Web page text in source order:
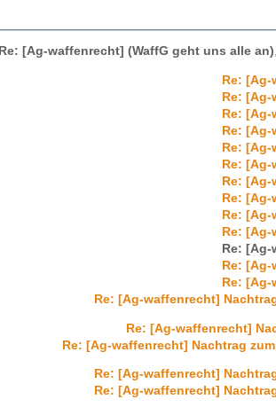
Re: [Ag-waffenrecht] (WaffG geht uns alle an),
Re:
Re:
Re:
Re:
Re:
Re:
Re:
Re:
Re:
Re:
Re:
Re:
Re:
Re: [Ag-waffenrecht]
Re: [Ag-waffenrecht]
Re: [Ag-waffenrecht] Nachtrag
Re: [Ag-waffenrecht]
Re: [Ag-waffenrecht]